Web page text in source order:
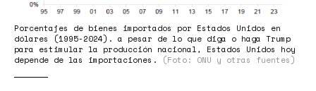
Porcentajes de bienes importados por Estados Unidos en
dólares (1995-2024). a pesar de lo que diga o haga Trump
para estimular la producción nacional, Estados Unidos hoy
depende de las importaciones.
(Foto: ONU y otras fuentes)